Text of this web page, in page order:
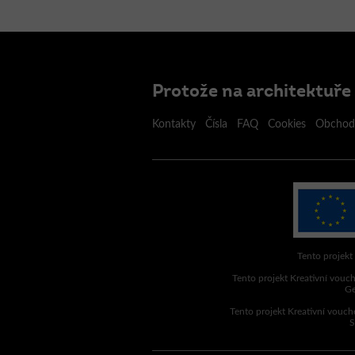
Protože na architektuře
Kontakty Čísla FAQ Cookies
Tento projekt
Tento projekt Kreativní
Tento projekt Kreativní